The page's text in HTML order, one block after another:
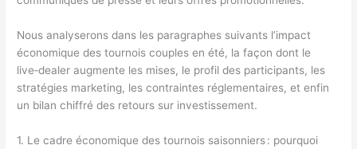
Nous analyserons dans les paragraphes suivants l’impact
économique des tournois couples en été, la façon dont le
live‑dealer augmente les mises, le profil des participants, les
stratégies marketing, les contraintes réglementaires, et enfin
un bilan chiffré des retours sur investissement.
1. Le cadre économique des tournois saisonniers : pourquoi